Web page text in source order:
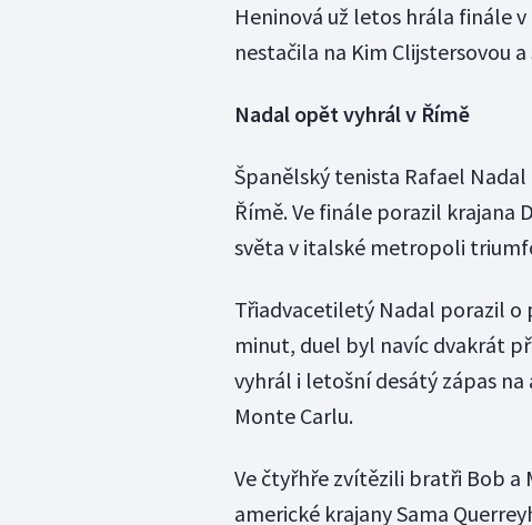
Heninová už letos hrála finále
nestačila na Kim Clijstersovou
Nadal opět vyhrál v Římě
Španělský tenista Rafael
Římě. Ve finále porazil krajana
světa v italské metropoli
Třiadvacetiletý Nadal porazil o
minut, duel byl navíc dvakrát
vyhrál i letošní desátý zápas
Monte Carlu.
Ve čtyřhře zvítězili bratři Bob a
americké krajany Sama